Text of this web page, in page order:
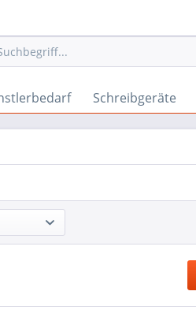
Schreibgeräte